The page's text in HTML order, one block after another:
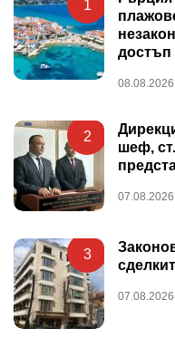
1
достъп
2
шеф,
3